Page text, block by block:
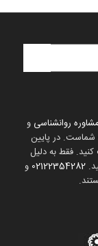
مشاوره روانشناسی و
در پایین
فقط به دلیل
02122354282 و